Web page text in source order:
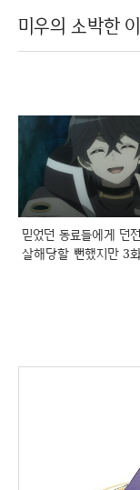
미우의 소박한
믿었던 동료들에게 던
살해당할 뻔했지만 3